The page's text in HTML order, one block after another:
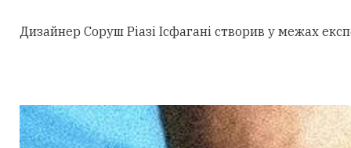
Дизайнер Соруш Ріазі Ісфагані створив у межах